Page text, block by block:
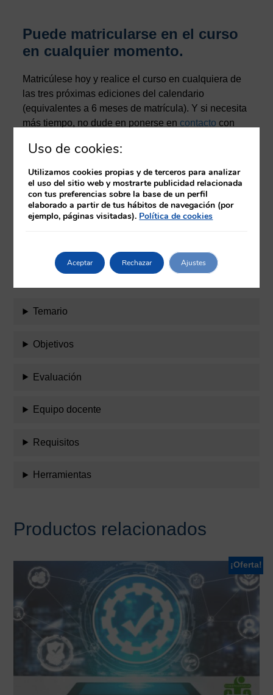
Puede matricularse en el curso
en cualquier momento.
Matricúlese hoy y realice el curso en cualquiera de
las tres próximas ediciones del calendario
(equivalentes a 6 meses de matrícula). Y si necesita
más tiempo, no dude en ponerse en contacto con
apto por el tutor, podrá descargar un certificado
provisional en el propio aula virtual. Posteriormente,
y una vez finalizada la edición correspondiente, se
procederá a la emisión del diploma del curso
Continuada de Profesionales Sanitarios. Este
diploma se emitirá en formato electrónico.
Temario
Objetivos
Evaluación
Equipo docente
Requisitos
Herramientas
Productos relacionados
¡Oferta!
Uso de cookies:
Utilizamos cookies propias y de terceros para analizar
el uso del sitio web y mostrarte publicidad relacionada
con tus preferencias sobre la base de un perfil
elaborado a partir de tus hábitos de navegación (por
ejemplo, páginas visitadas). Política de cookies
Aceptar Rechazar Ajustes